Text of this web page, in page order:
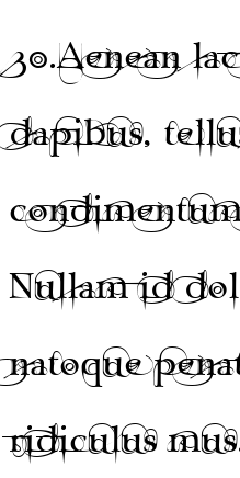
30.Aenean
dapibus,
Nullam id
natoque
ridiculus